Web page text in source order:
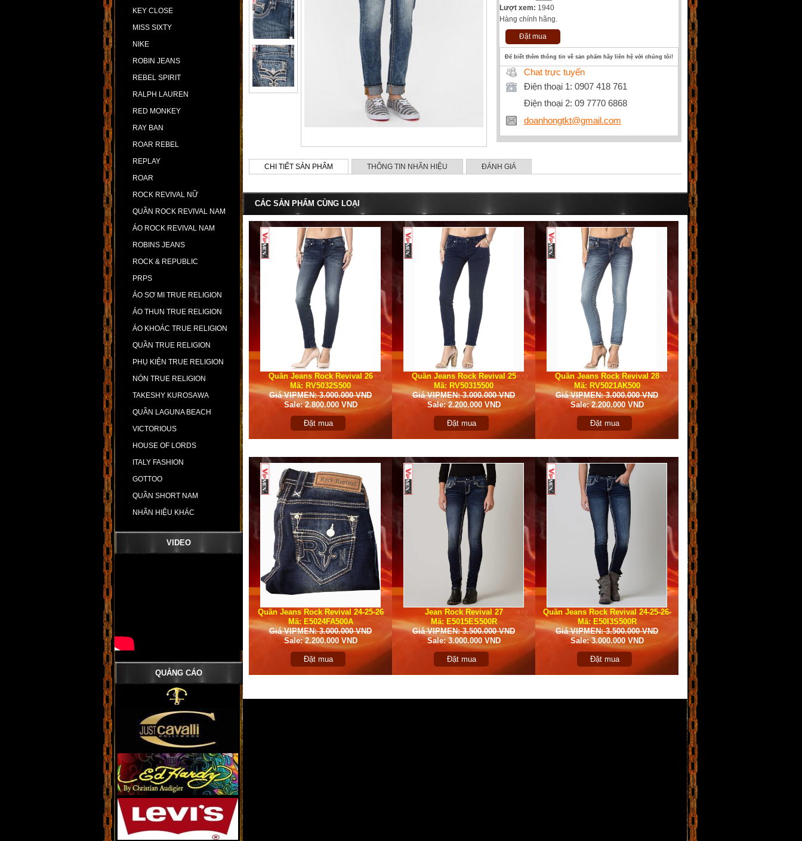
KEY CLOSE
MISS SIXTY
NIKE
ROBIN JEANS
REBEL SPIRIT
RALPH LAUREN
RED MONKEY
RAY BAN
ROAR REBEL
REPLAY
ROAR
ROCK REVIVAL NỮ
QUẦN ROCK REVIVAL NAM
ÁO ROCK REVIVAL NAM
ROBINS JEANS
ROCK & REPUBLIC
PRPS
ÁO SƠ MI TRUE RELIGION
ÁO THUN TRUE RELIGION
ÁO KHOÁC TRUE RELIGION
QUẦN TRUE RELIGION
PHỤ KIỆN TRUE RELIGION
NÓN TRUE RELIGION
TAKESHY KUROSAWA
QUẦN LAGUNA BEACH
VICTORIOUS
HOUSE OF LORDS
ITALY FASHION
GOTTOO
QUẦN SHORT NAM
NHÃN HIỆU KHÁC
VIDEO
QUẢNG CÁO
Lượt xem: 1940
Hàng chính hãng.
Đặt mua
Để biết thêm thông tin về sản phẩm hãy liên hệ với chúng tôi!
Chat trực tuyến
Điện thoại 1: 0907 418 761
Điện thoại 2: 09 7770 6868
doanhongtkt@gmail.com
CHI TIẾT SẢN PHẨM THÔNG TIN NHÃN HIỆU ĐÁNH GIÁ
CÁC SẢN PHẨM CÙNG LOẠI
Quần Jeans Rock Revival 26
Mã: RV5032S500
Giá VIPMEN: 3.000.000 VND
Sale: 2.800.000 VND
Đặt mua
Quần Jeans Rock Revival 25
Mã: RV50315500
Giá VIPMEN: 3.000.000 VND
Sale: 2.200.000 VND
Đặt mua
Quần Jeans Rock Revival 28
Mã: RV5021AK500
Giá VIPMEN: 3.000.000 VND
Sale: 2.200.000 VND
Đặt mua
Quần Jeans Rock Revival 24-25-26
Mã: E5024FA500A
Giá VIPMEN: 3.000.000 VND
Sale: 2.200.000 VND
Đặt mua
Jean Rock Revival 27
Mã: E5015ES500R
Giá VIPMEN: 3.500.000 VND
Sale: 3.000.000 VND
Đặt mua
Quần Jeans Rock Revival 24-25-26-
27
Mã: E50I3S500R
Giá VIPMEN: 3.500.000 VND
Sale: 3.000.000 VND
Đặt mua